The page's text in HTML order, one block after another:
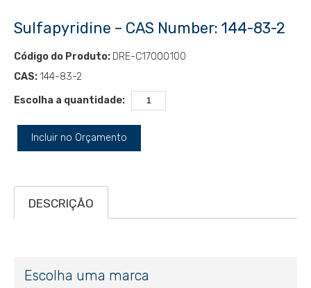
Sulfapyridine – CAS Number: 144-83-2
Código do Produto: DRE-C17000100
CAS: 144-83-2
Escolha a quantidade:
Incluir no Orçamento
DESCRIÇÃO
Escolha uma marca